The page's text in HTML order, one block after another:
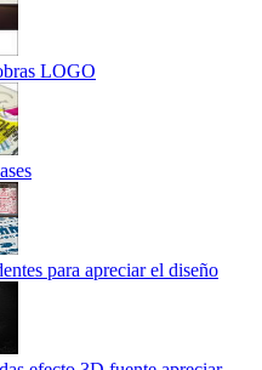
LOGO
para apreciar el diseño